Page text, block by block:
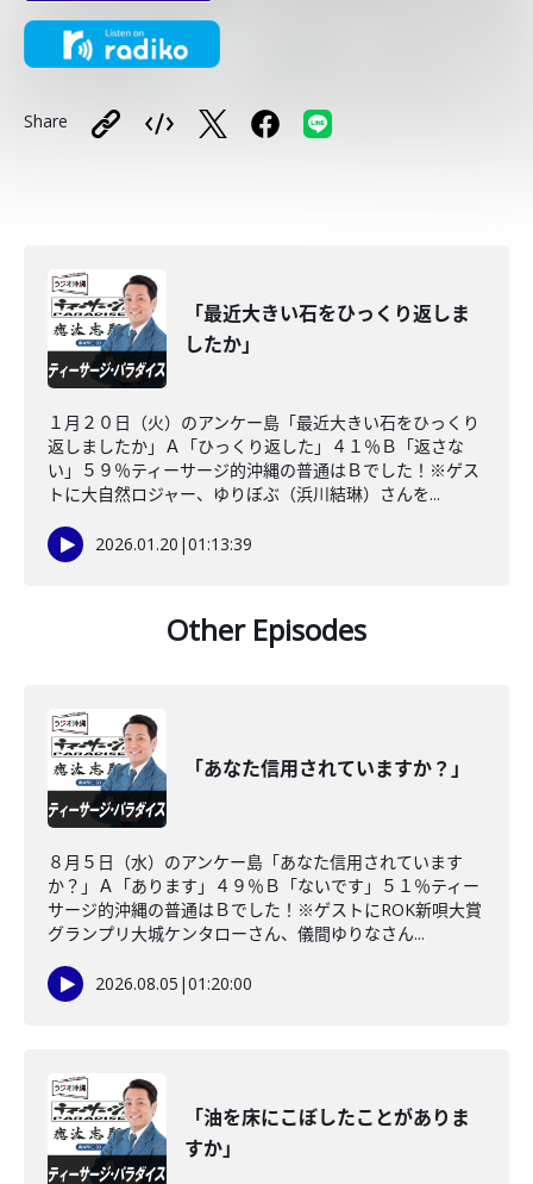
Share
「最近大きい石をひっくり返しま
したか」
１月２０日（火）のアンケー島「最近大きい石をひっくり
返しましたか」Ａ「ひっくり返した」４１％Ｂ「返さな
い」５９％ティーサージ的沖縄の普通はＢでした！※ゲス
トに大自然ロジャー、ゆりぼぶ（浜川結琳）さんを...
2026.01.20 |01:13:39
Other Episodes
「あなた信用されていますか？」
８月５日（水）のアンケー島「あなた信用されています
か？」Ａ「あります」４９％Ｂ「ないです」５１％ティー
サージ的沖縄の普通はＢでした！※ゲストにROK新唄大賞
グランプリ大城ケンタローさん、儀間ゆりなさん...
2026.08.05 |01:20:00
「油を床にこぼしたことがありま
すか」